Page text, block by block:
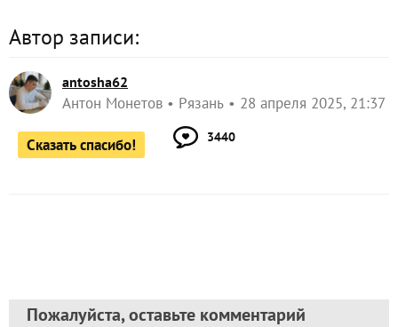
Автор записи:
antosha62
Антон Монетов Рязань 28 апреля 2025, 21:37
Сказать спасибо! 3440
Пожалуйста, оставьте комментарий